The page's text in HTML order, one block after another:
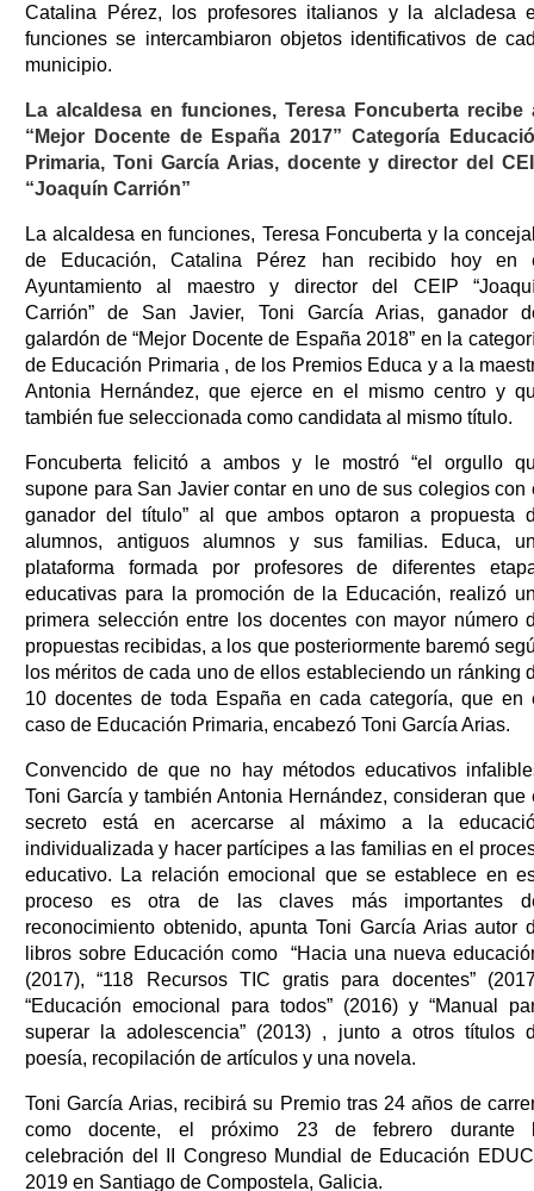
Catalina Pérez, los profesores italianos y la alcladesa
funciones se intercambiaron objetos identificativos de
municipio.
La alcaldesa en funciones, Teresa Foncuberta recibe
“Mejor Docente de España 2017” Categoría
Primaria, Toni García Arias, docente y director del
“Joaquín Carrión”
La alcaldesa en funciones, Teresa Foncuberta y la
de Educación, Catalina Pérez han recibido hoy en
Ayuntamiento al maestro y director del CEIP
Carrión” de San Javier, Toni García Arias, ganador
galardón de “Mejor Docente de España 2018” en la
de Educación Primaria , de los Premios Educa y a la
Antonia Hernández, que ejerce en el mismo centro y
también fue seleccionada como candidata al mismo título.
Foncuberta felicitó a ambos y le mostró “el orgullo
supone para San Javier contar en uno de sus colegios con
ganador del título” al que ambos optaron a propuesta
alumnos, antiguos alumnos y sus familias. Educa,
plataforma formada por profesores de diferentes
educativas para la promoción de la Educación, realizó
primera selección entre los docentes con mayor número
propuestas recibidas, a los que posteriormente baremó
los méritos de cada uno de ellos estableciendo un ránking
10 docentes de toda España en cada categoría, que en
caso de Educación Primaria, encabezó Toni García Arias.
Convencido de que no hay métodos educativos
Toni García y también Antonia Hernández, consideran que
secreto está en acercarse al máximo a la
individualizada y hacer partícipes a las familias en el
educativo. La relación emocional que se establece en
proceso es otra de las claves más importantes
reconocimiento obtenido, apunta Toni García Arias autor
libros sobre Educación como “Hacia una nueva
(2017), “118 Recursos TIC gratis para docentes”
“Educación emocional para todos” (2016) y “Manual
superar la adolescencia” (2013) , junto a otros títulos
poesía, recopilación de artículos y una novela.
Toni García Arias, recibirá su Premio tras 24 años de
como docente, el próximo 23 de febrero durante
celebración del II Congreso Mundial de Educación
2019 en Santiago de Compostela, Galicia.